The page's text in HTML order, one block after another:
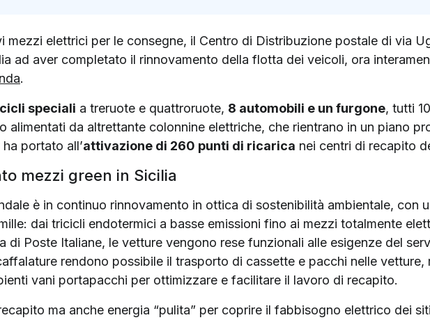
mezzi elettrici per le consegne, il Centro di Distribuzione postale di via
ad aver completato il rinnovamento della flotta dei veicoli, ora
.
speciali a treruote e quattroruote, 8 automobili e un furgone, tutti
alimentati da altrettante colonnine elettriche, che rientrano in un piano
portato all’attivazione di 260 punti di ricarica nei centri di recapito
mezzi green in Sicilia
è in continuo rinnovamento in ottica di sostenibilità ambientale, con
dai tricicli endotermici a basse emissioni fino ai mezzi totalmente
di Poste Italiane, le vetture vengono rese funzionali alle esigenze del
rendono possibile il trasporto di cassette e pacchi nelle vetture,
vani portapacchi per ottimizzare e facilitare il lavoro di recapito.
ma anche energia “pulita” per coprire il fabbisogno elettrico dei